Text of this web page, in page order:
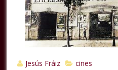
Jesús Fráiz cines